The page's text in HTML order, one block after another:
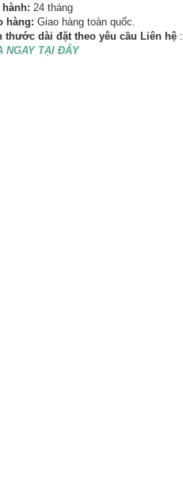
hành: 24 tháng
hàng: Giao hàng toàn quốc.
thước dài đặt theo yêu cầu Liên hệ :
NGAY TẠI ĐÂY